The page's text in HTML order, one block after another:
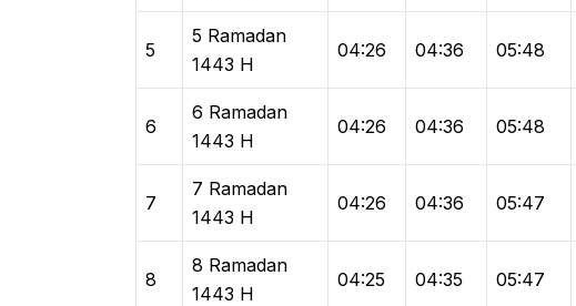
5
5 Ramadan
1443 H
04:26 04:36 05:48
6
6 Ramadan
1443 H
04:26 04:36 05:48
7
7 Ramadan
1443 H
04:26 04:36 05:47
8
8 Ramadan
1443 H
04:25 04:35 05:47